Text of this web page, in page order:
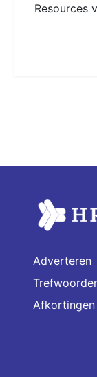
Resources
Adverteren
Afkortingen